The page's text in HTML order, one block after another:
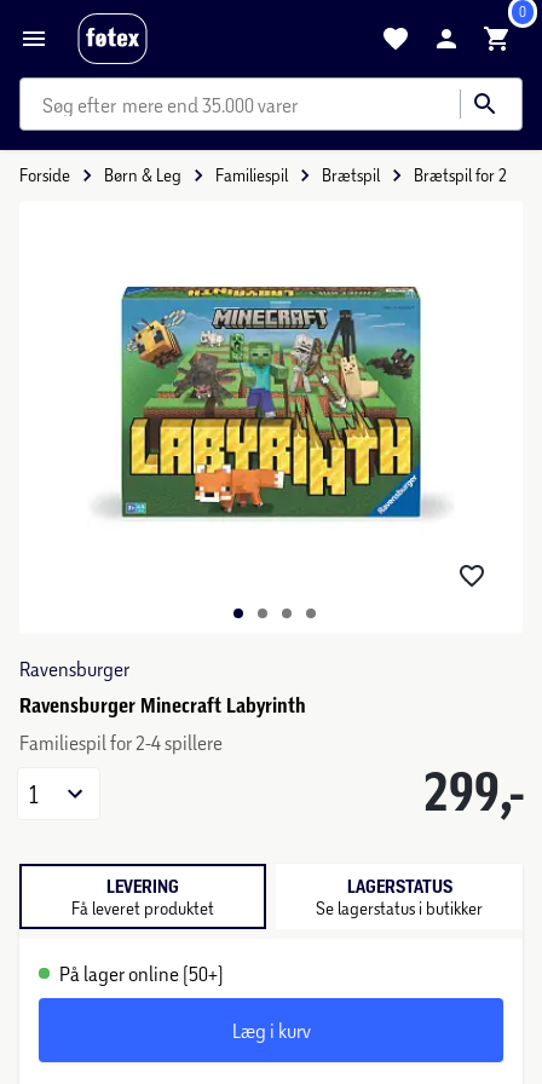
0
mere end 35.000 varer
Forside Børn & Leg Familiespil Brætspil Brætspil for 2
Ravensburger
Ravensburger Minecraft Labyrinth
Familiespil for 2-4 spillere
299,-
1
LEVERING
Få leveret produktet
LAGERSTATUS
Se lagerstatus i butikker
På lager online (50+)
Læg i kurv